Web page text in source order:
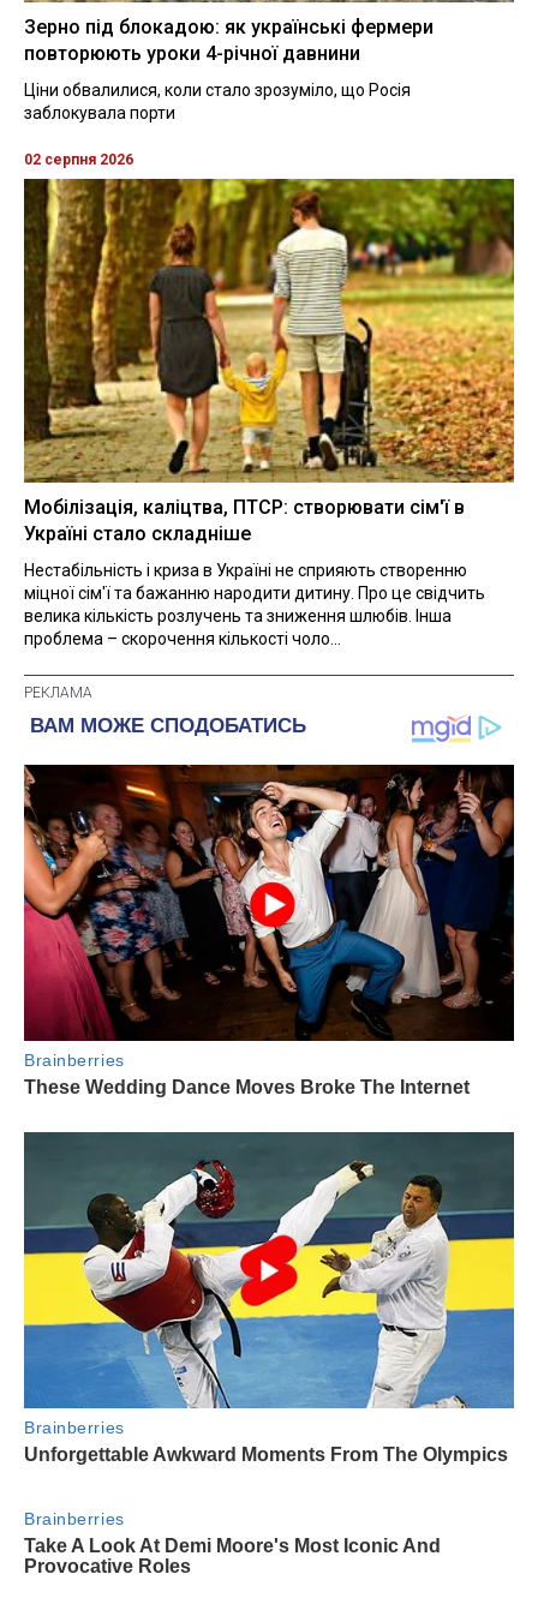
Зерно під блокадою: як українські фермери
повторюють уроки 4-річної давнини
Ціни обвалилися, коли стало зрозуміло, що Росія
заблокувала порти
02 серпня 2026
Мобілізація, каліцтва, ПТСР: створювати сім'ї в
Україні стало складніше
Нестабільність і криза в Україні не сприяють створенню
міцної сім'ї та бажанню народити дитину. Про це свідчить
велика кількість розлучень та зниження шлюбів. Інша
проблема – скорочення кількості чоло...